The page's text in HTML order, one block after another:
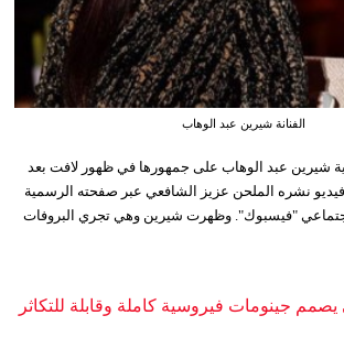
الفنانة شيرين عبد الوهاب
شيرين عبد الوهاب على جمهورها في ظهور لافت بعد
نشره الملحن عزيز الشافعي عبر صفحته الرسمية
"فيسبوك". وظهرت شيرين وهي تجري البروفات
يصمم جينومات فيروسية كاملة وقابلة للتكاثر